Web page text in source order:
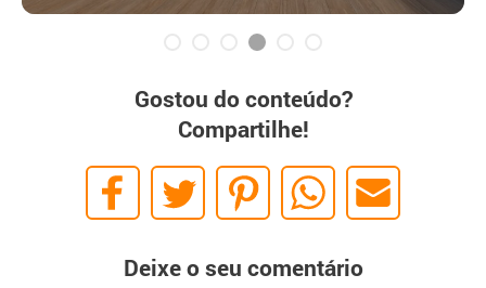
Gostou do conteúdo?
Compartilhe!
Deixe o seu comentário